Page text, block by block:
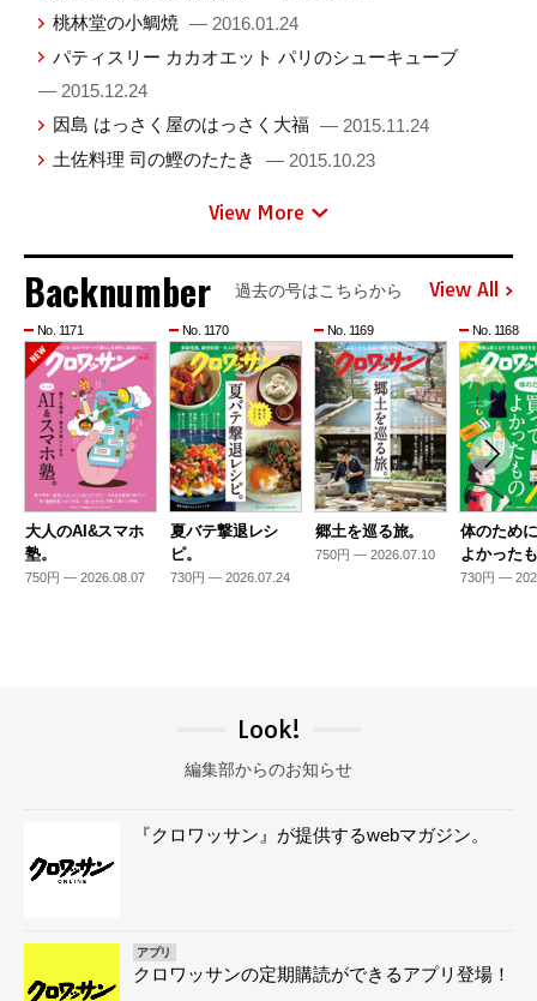
桃林堂の小鯛焼 — 2016.01.24
パティスリー カカオエット パリのシューキューブ
— 2015.12.24
因島 はっさく屋のはっさく大福 — 2015.11.24
土佐料理 司の鰹のたたき
— 2015.10.23
View More
Backnumber 過去の号はこちらから View All
No. 1171
大人のAI&スマホ
塾。
750円 — 2026.08.07
No. 1170
夏バテ撃退レシ
ピ。
730円 — 2026.07.24
No. 1169
郷土を巡る旅。
750円 — 2026.07.10
No. 1168
体のため
よかった
730円 —
Look!
編集部からのお知らせ
『クロワッサン』が提供するwebマガジン。
アプリ
クロワッサンの定期購読ができるアプリ登場！